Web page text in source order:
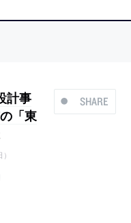
SHARE
計事
「東